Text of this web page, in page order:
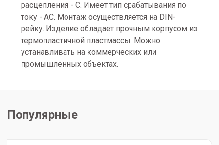
расцепления - С. Имеет тип срабатывания по
току - АС. Монтаж осуществляется на DIN-
рейку. Изделие обладает прочным корпусом из
термопластичной пластмассы. Можно
устанавливать на коммерческих или
промышленных объектах.
Популярные